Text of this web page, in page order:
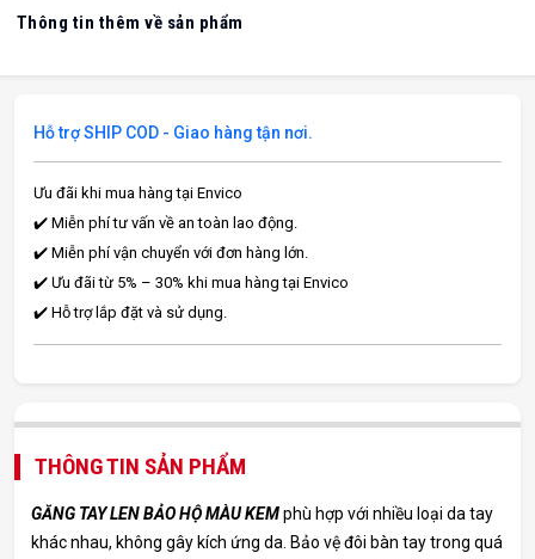
Thông tin thêm về sản phẩm
Hỗ trợ SHIP COD - Giao hàng tận nơi.
Ưu đãi khi mua hàng tại Envico
✔️ Miễn phí tư vấn về an toàn lao động.
✔️ Miễn phí vận chuyển với đơn hàng lớn.
✔️ Ưu đãi từ 5% – 30% khi mua hàng tại Envico
✔️ Hỗ trợ lắp đặt và sử dụng.
THÔNG TIN SẢN PHẨM
GĂNG TAY LEN BẢO HỘ MÀU KEMphù hợp với nhiều loại da tay
khác nhau, không gây kích ứng da. Bảo vệ đôi bàn tay trong quá